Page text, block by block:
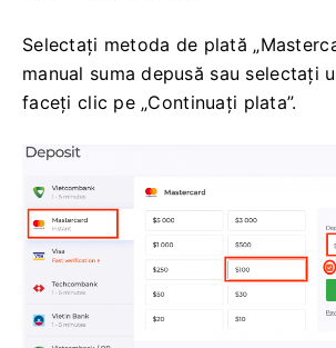
Selectați metoda de plată
manual suma depusă sau selectați
faceți clic pe „Continuați plata”.